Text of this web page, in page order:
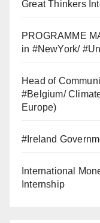
Great Thinkers
PROGRAMME
in #NewYork/
Head of
#Belgium/
Europe)
#Ireland
International
Internship